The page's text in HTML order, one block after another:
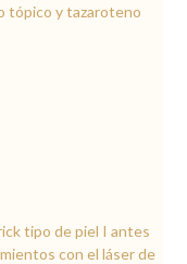
tópico y tazaroteno
tipo de piel I antes
con el láser de